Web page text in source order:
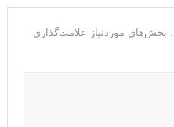
بخش‌های موردنیاز علامت‌گذاری